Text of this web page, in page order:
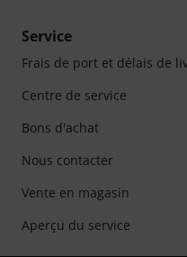
Service
Frais de port et délais de
Centre de service
Bons d'achat
Nous contacter
Vente en magasin
Aperçu du service